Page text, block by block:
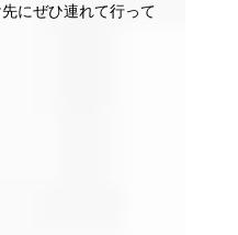
にぜひ連れて行って